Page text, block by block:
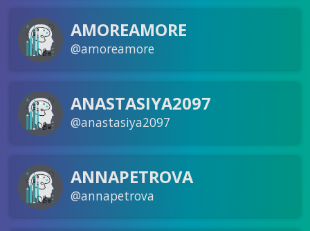
AMOREAMORE
@amoreamore
ANASTASIYA2097
@anastasiya2097
ANNAPETROVA
@annapetrova